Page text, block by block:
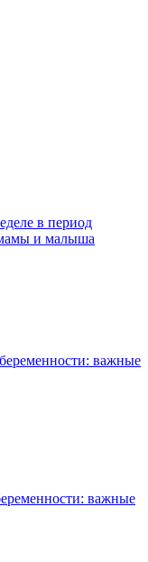
в период
мамы и малыша
важные
важные